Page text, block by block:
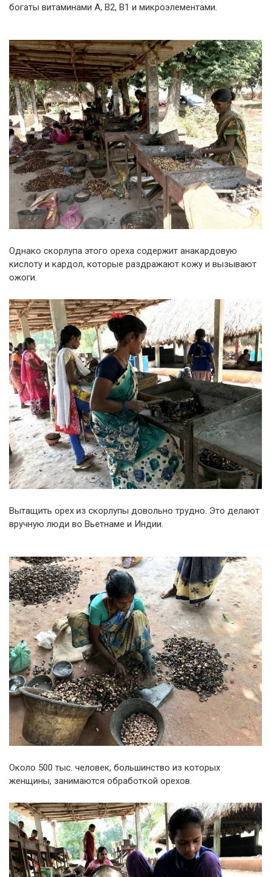
богаты витаминами А, В2, В1 и микроэлементами.
Однако скорлупа этого ореха содержит анакардовую
кислоту и кардол, которые раздражают кожу и вызывают
ожоги.
Вытащить орех из скорлупы довольно трудно. Это делают
вручную люди во Вьетнаме и Индии.
Около 500 тыс. человек, большинство из которых
женщины, занимаются обработкой орехов.